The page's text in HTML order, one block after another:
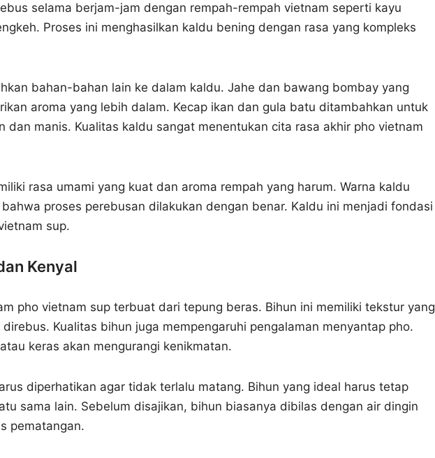
selama berjam-jam dengan rempah-rempah vietnam seperti kayu
Proses ini menghasilkan kaldu bening dengan rasa yang kompleks
bahan-bahan lain ke dalam kaldu. Jahe dan bawang bombay yang
aroma yang lebih dalam. Kecap ikan dan gula batu ditambahkan untuk
dan manis. Kualitas kaldu sangat menentukan cita rasa akhir pho vietnam
rasa umami yang kuat dan aroma rempah yang harum. Warna kaldu
proses perebusan dilakukan dengan benar. Kaldu ini menjadi fondasi
sup.
Kenyal
pho vietnam sup terbuat dari tepung beras. Bihun ini memiliki tekstur yang
Kualitas bihun juga mempengaruhi pengalaman menyantap pho.
keras akan mengurangi kenikmatan.
diperhatikan agar tidak terlalu matang. Bihun yang ideal harus tetap
sama lain. Sebelum disajikan, bihun biasanya dibilas dengan air dingin
pematangan.